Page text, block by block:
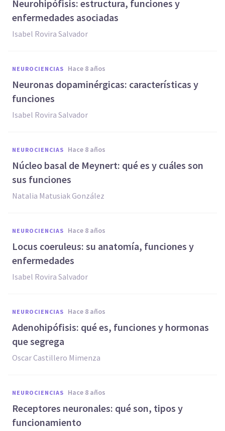
Neurohipófisis: estructura, funciones y
enfermedades asociadas
Isabel Rovira Salvador
NEUROCIENCIAS hace 8 años
Neuronas dopaminérgicas: características y
funciones
Isabel Rovira Salvador
NEUROCIENCIAS hace 8 años
Núcleo basal de Meynert: qué es y cuáles son
sus funciones
Natalia Matusiak González
NEUROCIENCIAS hace 8 años
Locus coeruleus: su anatomía, funciones y
enfermedades
Isabel Rovira Salvador
NEUROCIENCIAS hace 8 años
Adenohipófisis: qué es, funciones y hormonas
que segrega
Oscar Castillero Mimenza
NEUROCIENCIAS hace 8 años
Receptores neuronales: qué son, tipos y
funcionamiento